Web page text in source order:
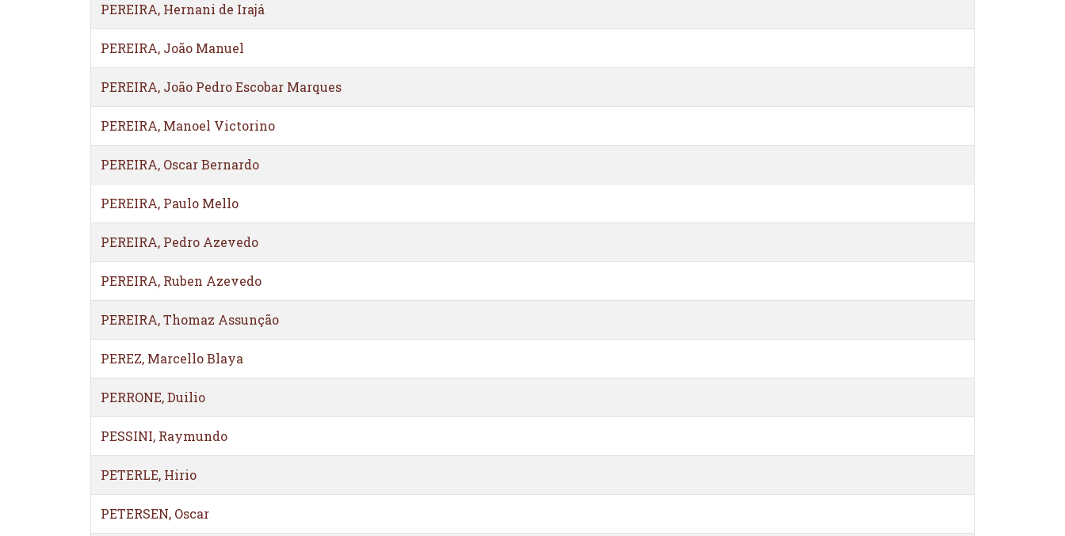
PEREIRA, Hernani de Irajá
PEREIRA, João Manuel
PEREIRA, João Pedro Escobar Marques
PEREIRA, Manoel Victorino
PEREIRA, Oscar Bernardo
PEREIRA, Paulo Mello
PEREIRA, Pedro Azevedo
PEREIRA, Ruben Azevedo
PEREIRA, Thomaz Assunção
PEREZ, Marcello Blaya
PERRONE, Duilio
PESSINI, Raymundo
PETERLE, Hirio
PETERSEN, Oscar